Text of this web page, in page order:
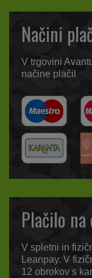
Načini
V trgovini
načine plačil
Plačilo na
V spletni in
Leanpay. V
12 obrokov s